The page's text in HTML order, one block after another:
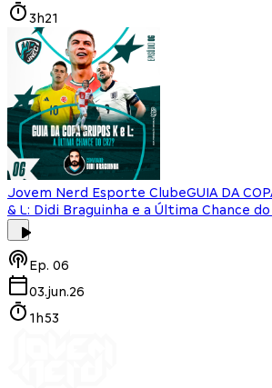
3h21
Jovem Nerd Esporte ClubeGUIA DA
& L: Didi Braguinha e a Última Chance do
Ep. 06
03.jun.26
1h53